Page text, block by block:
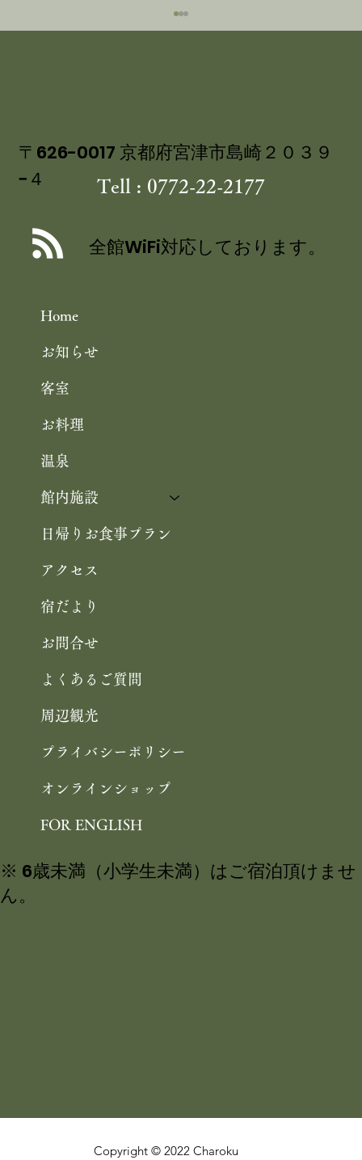
らえ 祇園祭を彩る 宮津産ヒオウギ
Home
お知らせ
客室
お料理
温泉
館内施設
日帰りお食事プラン
アクセス
宿だより
お問合せ
よくあるご質問
周辺観光
プライバシーポリシー
オンラインショップ
FOR ENGLISH
〒626-0017 京都府宮津市島崎２０３９
−４
Tell : 0772-22-2177
全館WiFi対応しております。
※ 6歳未満（小学生未満）はご宿泊頂けませ
ん。
Copyright © 2022 Charoku